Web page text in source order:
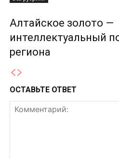
Алтайское золото —
интеллектуальный
региона
ОСТАВЬТЕ ОТВЕТ